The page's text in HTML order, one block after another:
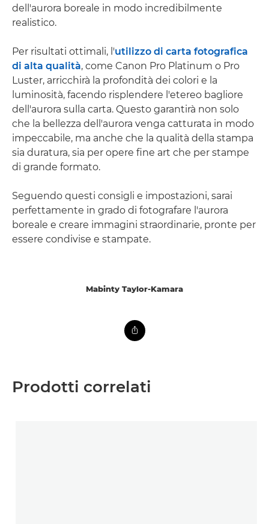
dell'aurora boreale in modo incredibilmente
realistico.
Per risultati ottimali, l'utilizzo di carta fotografica
di alta qualità, come Canon Pro Platinum o Pro
Luster, arricchirà la profondità dei colori e la
luminosità, facendo risplendere l'etereo bagliore
dell'aurora sulla carta. Questo garantirà non solo
che la bellezza dell'aurora venga catturata in modo
impeccabile, ma anche che la qualità della stampa
sia duratura, sia per opere fine art che per stampe
di grande formato.
Seguendo questi consigli e impostazioni, sarai
perfettamente in grado di fotografare l'aurora
boreale e creare immagini straordinarie, pronte per
essere condivise e stampate.
Mabinty Taylor-Kamara
Prodotti correlati